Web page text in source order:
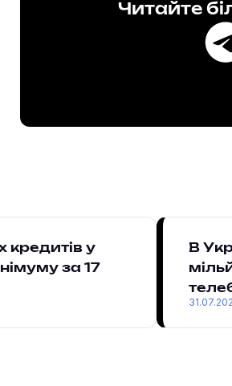
Читайте
кредитів у
за 17
В